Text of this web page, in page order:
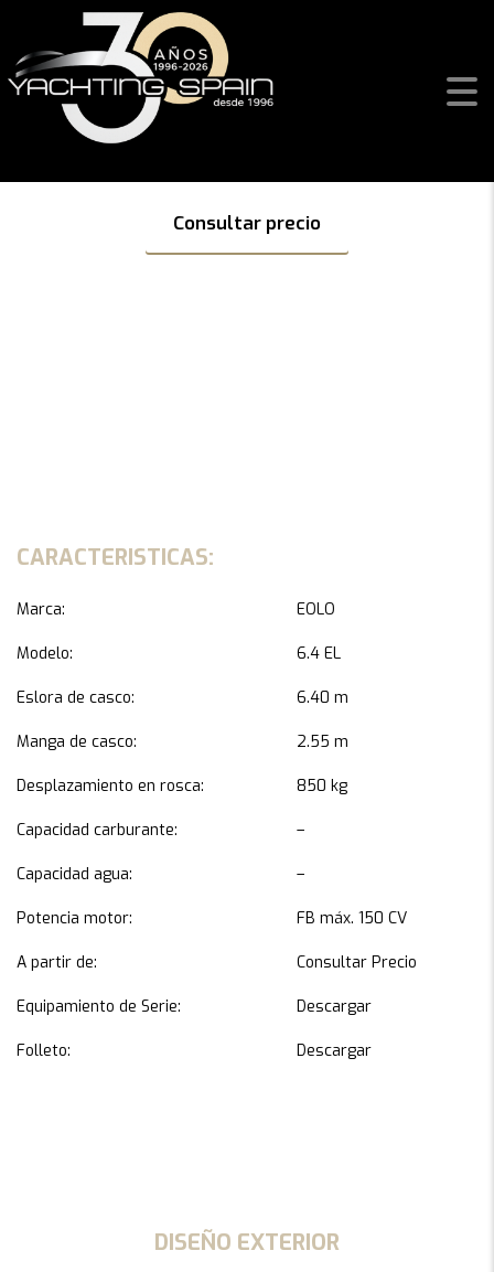
6.4 EL
Aproveche nuestras ofertas en toda la gama EOLO para
Consultar precio
CARACTERISTICAS:
Marca: EOLO
Modelo: 6.4 EL
Eslora de casco: 6.40 m
Manga de casco: 2.55 m
Desplazamiento en rosca: 850 kg
Capacidad carburante: –
Capacidad agua: –
Potencia motor: FB máx. 150 CV
A partir de: Consultar Precio
Equipamiento de Serie: Descargar
Folleto: Descargar
DISEÑO EXTERIOR